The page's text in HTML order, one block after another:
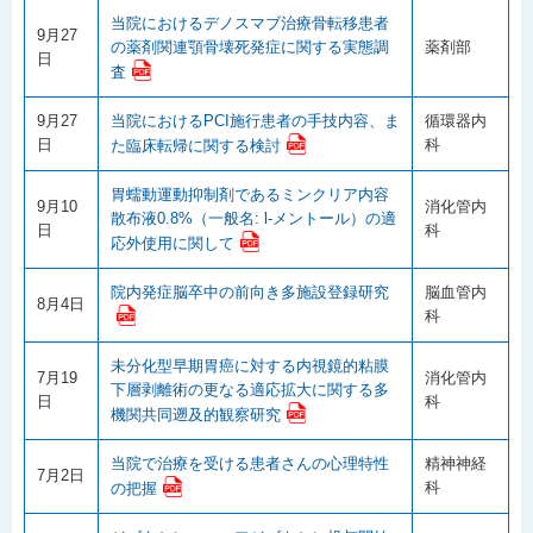
9月27
日
当院におけるデノスマブ治療骨転移患者
の薬剤関連顎骨壊死発症に関する実態調
査
薬剤部
9月27
日
当院におけるPCI施行患者の手技内容、ま
た臨床転帰に関する検討
循環器内
科
9月10
日
胃蠕動運動抑制剤であるミンクリア内容
散布液0.8%（一般名: l-メントール）の適
応外使用に関して
消化管内
科
8月4日
院内発症脳卒中の前向き多施設登録研究
脳血管内
科
7月19
日
未分化型早期胃癌に対する内視鏡的粘膜
下層剥離術の更なる適応拡大に関する多
機関共同遡及的観察研究
消化管内
科
7月2日
当院で治療を受ける患者さんの心理特性
の把握
精神神経
科